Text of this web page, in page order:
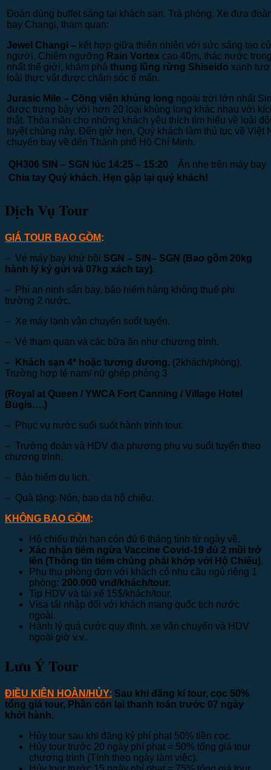
Đoàn dùng buffet sáng tại khách sạn. Trả phòng. Xe đưa
bay Changi, tham quan:
Jewel Changi – kết hợp giữa thiên nhiên với sức sáng tạo
người. Chiêm ngưỡng Rain Vortex cao 40m, thác nước
nhất thế giới, khám phá thung lũng rừng Shiseido xanh
loài thực vật được chăm sóc tỉ mẩn.
Jurasic Mile – Công viên khủng long ngoài trời lớn nhất
được trưng bày với hơn 20 loại khủng long khác nhau với
thật. Thỏa mãn cho những khách yêu thích tìm hiểu về loài
tuyệt chủng này. Đến giờ hẹn, Quý khách làm thủ tục về Việt
chuyến bay về đến Thành phố Hồ Chí Minh.
QH306 SIN – SGN lúc 14:25 – 15:20
Ăn nhẹ trên máy bay
Chia tay Quý khách. Hẹn gặp lại quý khách!
Dịch Vụ Tour
GIÁ TOUR BAO GỒM:
– Vé máy bay khứ hồi SGN – SIN– SGN (Bao gồm 20kg
hành lý ký gửi và 07kg xách tay).
– Phí an ninh sân bay, bảo hiểm hàng không thuế phi
trường 2 nước.
– Xe máy lạnh vận chuyển suốt tuyến.
– Vé tham quan và các bữa ăn như chương trình.
– Khách sạn 4* hoặc tương đương. (2khách/phòng).
Trường hợp lẻ nam/ nữ ghép phòng 3
(Royal at Queen / YWCA Fort Canning / Village Hotel
Bugis….)
– Phục vụ nước suối suốt hành trình tour.
– Trưởng đoàn và HDV địa phương phụ vụ suốt tuyến theo
chương trình.
– Bảo hiểm du lịch.
– Quà tặng: Nón, bao da hộ chiếu.
KHÔNG BAO GỒM:
Hộ chiếu thời hạn còn đủ 6 tháng tính từ ngày về.
Xác nhận tiêm ngừa Vaccine Covid-19 đủ 2 mũi trở
lên (Thông tin tiêm chủng phải khớp với Hộ Chiếu).
Phụ thu phòng đơn với khách có nhu cầu ngủ riêng 1
phòng: 200.000 vnđ/khách/tour.
Tip HDV và tài xế 15$/khách/tour.
Visa tái nhập đối với khách mang quốc tịch nước
ngoài.
Hành lý quá cước quy định, xe vận chuyển và HDV
ngoài giờ v.v..
Lưu Ý Tour
ĐIỀU KIỆN HOÀN/HỦY: Sau khi đăng kí tour, cọc 50%
tổng giá tour, Phần còn lại thanh toán trước 07 ngày
khởi hành.
Hủy tour sau khi đăng ký phí phạt 50% tiền cọc.
Hủy tour trước 20 ngày phí phạt = 50% tổng giá tour
chương trình (Tính theo ngày làm việc).